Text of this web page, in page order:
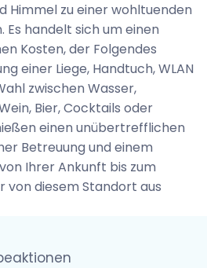
Himmel zu einer wohltuenden
Es handelt sich um einen
Kosten, der Folgendes
einer Liege, Handtuch, WLAN
zwischen Wasser,
Bier, Cocktails oder
einen unübertrefflichen
Betreuung und einem
Ihrer Ankunft bis zum
von diesem Standort aus